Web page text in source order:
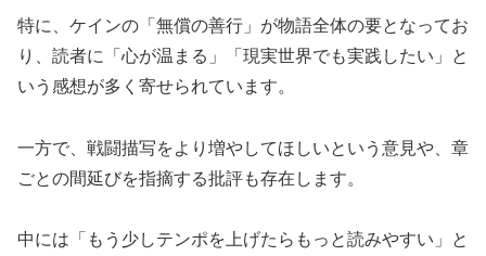
特に、ケインの「無償の善行」が物語全体の要となってお
り、読者に「心が温まる」「現実世界でも実践したい」と
いう感想が多く寄せられています。
一方で、戦闘描写をより増やしてほしいという意見や、章
ごとの間延びを指摘する批評も存在します。
中には「もう少しテンポを上げたらもっと読みやすい」と